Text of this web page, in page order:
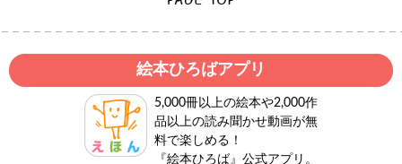
絵本ひろばアプリ
5,000冊以上の絵本や2,000作
品以上の読み聞かせ動画が無
料で楽しめる！
『絵本ひろば』公式アプリ。